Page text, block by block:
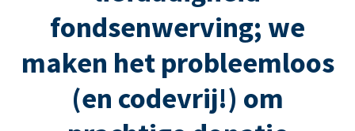
fondsenwerving; we
maken het probleemloos
(en codevrij!) om